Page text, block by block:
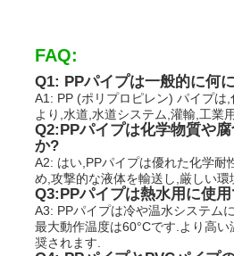
FAQ:
Q1: PPパイプは一般的に何
A1: PP (ポリプロピレン) パイプは
より,水道,水道システム,灌輸,工業
Q2:PPパイプは化学物質や
か?
A2: はい,PPパイプは優れた化学耐
め,攻撃的な液体を輸送し,厳しい環
Q3:PPパイプは熱水用に使
A3: PPパイプは冷や温水システム
最大動作温度は60°Cです.より高
奨されます.